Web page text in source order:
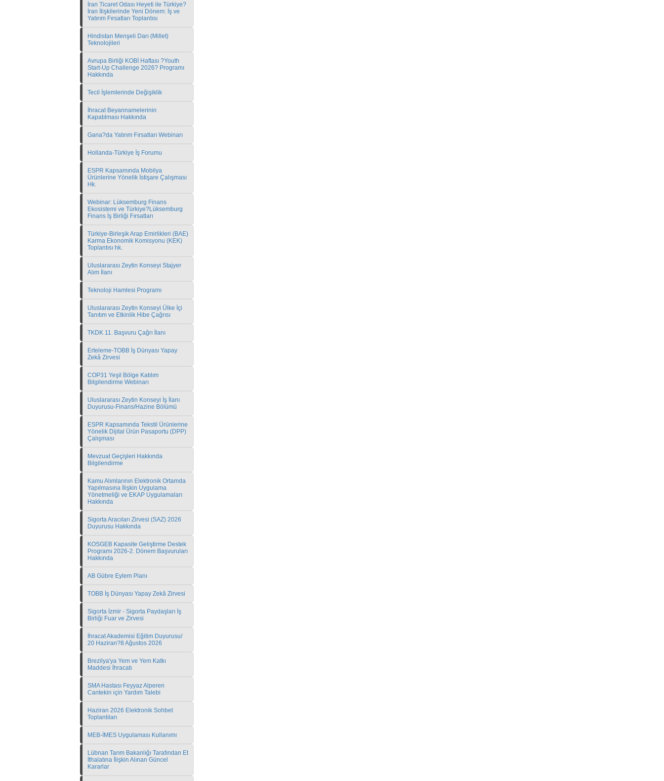
İran Ticaret Odası Heyeti ile Türkiye?
İran İlişkilerinde Yeni Dönem: İş ve
Yatırım Fırsatları Toplantısı
Hindistan Menşeli Darı (Millet)
Teknolojileri
Avrupa Birliği KOBİ Haftası ?Youth
Start-Up Challenge 2026? Programı
Hakkında
Tecil İşlemlerinde Değişiklik
İhracat Beyannamelerinin
Kapatılması Hakkında
Gana?da Yatırım Fırsatları Webinarı
Hollanda-Türkiye İş Forumu
ESPR Kapsamında Mobilya
Ürünlerine Yönelik İstişare Çalışması
Hk.
Webinar: Lüksemburg Finans
Ekosistemi ve Türkiye?Lüksemburg
Finans İş Birliği Fırsatları
Türkiye-Birleşik Arap Emirlikleri (BAE)
Karma Ekonomik Komisyonu (KEK)
Toplantısı hk.
Uluslararası Zeytin Konseyi Stajyer
Alım İlanı
Teknoloji Hamlesi Programı
Uluslararası Zeytin Konseyi Ülke İçi
Tanıtım ve Etkinlik Hibe Çağrısı
TKDK 11. Başvuru Çağrı İlanı
Erteleme-TOBB İş Dünyası Yapay
Zekâ Zirvesi
COP31 Yeşil Bölge Katılım
Bilgilendirme Webinarı
Uluslararası Zeytin Konseyi İş İlanı
Duyurusu-Finans/Hazine Bölümü
ESPR Kapsamında Tekstil Ürünlerine
Yönelik Dijital Ürün Pasaportu (DPP)
Çalışması
Mevzuat Geçişleri Hakkında
Bilgilendirme
Kamu Alımlarının Elektronik Ortamda
Yapılmasına İlişkin Uygulama
Yönetmeliği ve EKAP Uygulamaları
Hakkında
Sigorta Aracıları Zirvesi (SAZ) 2026
Duyurusu Hakkında
KOSGEB Kapasite Geliştirme Destek
Programı 2026-2. Dönem Başvuruları
Hakkında
AB Gübre Eylem Planı
TOBB İş Dünyası Yapay Zekâ Zirvesi
Sigorta İzmir - Sigorta Paydaşları İş
Birliği Fuar ve Zirvesi
İhracat Akademisi Eğitim Duyurusu/
20 Haziran?8 Ağustos 2026
Brezilya'ya Yem ve Yem Katkı
Maddesi İhracatı
SMA Hastası Feyyaz Alperen
Cantekin için Yardım Talebi
Haziran 2026 Elektronik Sohbet
Toplantıları
MEB-İMES Uygulaması Kullanımı
Lübnan Tarım Bakanlığı Tarafından Et
İthalatına İlişkin Alınan Güncel
Kararlar